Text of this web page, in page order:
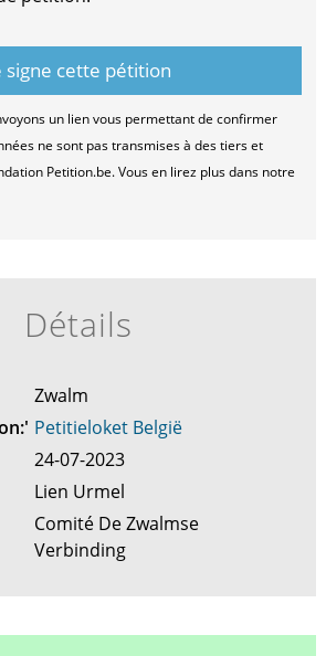
un lien vous permettant de confirmer
ne sont pas transmises à des tiers et
Petition.be. Vous en lirez plus dans notre
Détails
Zwalm
Petitieloket België
24-07-2023
Lien Urmel
Comité De Zwalmse
Verbinding